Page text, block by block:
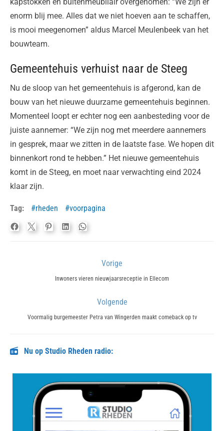
kapstokken en buitenmeubilair overgenomen: “We zijn er
enorm blij mee. Alles dat we niet hoeven aan te schaffen,
is mooi meegenomen” aldus Marcel Meulenbeek van het
bouwteam.
Gemeentehuis verhuist naar de Steeg
Nu de sloop van het gemeentehuis is afgerond, kan de
bouw van het nieuwe duurzame gemeentehuis beginnen.
Momenteel loopt er echter nog een aanbesteding voor de
juiste aannemer: “We zijn nog met meerdere aannemers
in gesprek, maar we zitten in de laatste fase. We hopen dit
binnenkort rond te hebben.” Het nieuwe gemeentehuis
komt in de Steeg, en moet naar verwachting eind 2024
klaar zijn.
Tag: rheden voorpagina
Vorige
Previous
Inwoners vieren nieuwjaarsreceptie in Ellecom
Volgende
Next
Voormalig burgemeester Petra van Wingerden maakt comeback op tv
Nu op Studio Rheden radio: